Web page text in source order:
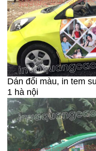
Dán đổi màu, in tem
1 hà nội